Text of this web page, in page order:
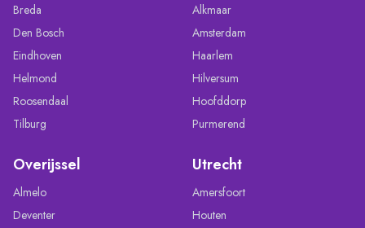
Breda
Den Bosch
Eindhoven
Helmond
Roosendaal
Tilburg
Alkmaar
Amsterdam
Haarlem
Hilversum
Hoofddorp
Purmerend
Overijssel
Almelo
Deventer
Utrecht
Amersfoort
Houten